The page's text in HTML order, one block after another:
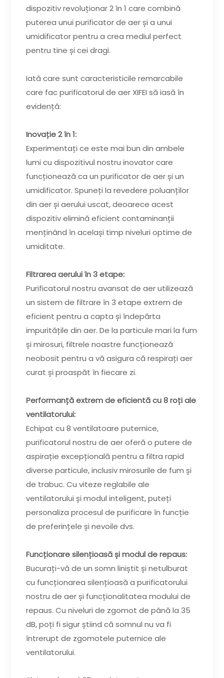
dispozitiv revoluționar 2 în 1 care combină
puterea unui purificator de aer și a unui
umidificator pentru a crea mediul perfect
pentru tine și cei dragi.
Iată care sunt caracteristicile remarcabile
care fac purificatorul de aer XIFEI să iasă în
evidență:
Inovație 2 în 1:
Experimentați ce este mai bun din ambele
lumi cu dispozitivul nostru inovator care
funcționează ca un purificator de aer și un
umidificator. Spuneți la revedere poluanților
din aer și aerului uscat, deoarece acest
dispozitiv elimină eficient contaminanții
menținând în același timp niveluri optime de
umiditate.
Filtrarea aerului în 3 etape:
Purificatorul nostru avansat de aer utilizează
un sistem de filtrare în 3 etape extrem de
eficient pentru a capta și îndepărta
impuritățile din aer. De la particule mari la fum
și mirosuri, filtrele noastre funcționează
neobosit pentru a vă asigura că respirați aer
curat și proaspăt în fiecare zi.
Performanță extrem de eficientă cu 8 roți ale
ventilatorului:
Echipat cu 8 ventilatoare puternice,
purificatorul nostru de aer oferă o putere de
aspirație excepțională pentru a filtra rapid
diverse particule, inclusiv mirosurile de fum și
de trabuc. Cu viteze reglabile ale
ventilatorului și modul inteligent, puteți
personaliza procesul de purificare în funcție
de preferințele și nevoile dvs.
Funcționare silențioasă și modul de repaus:
Bucurați-vă de un somn liniștit și netulburat
cu funcționarea silențioasă a purificatorului
nostru de aer și funcționalitatea modului de
repaus. Cu niveluri de zgomot de până la 35
dB, poți fi sigur știind că somnul nu va fi
întrerupt de zgomotele puternice ale
ventilatorului.